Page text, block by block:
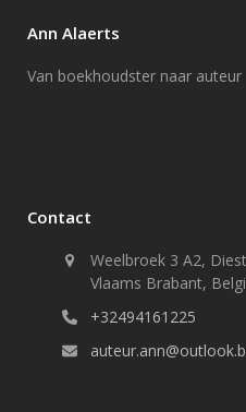
Ann Alaerts
Van boekhoudster naar auteur
Contact
Weelbroek 3 A2,
Vlaams Brabant,
+32494161225